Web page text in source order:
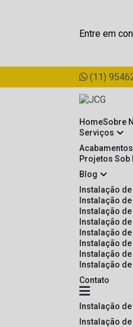
Entre em
(11)
Home Sobre
Serviços
Projetos
Blog
Instalação
Instalação
Instalação
Instalação
Instalação
Instalação
Instalação
Instalação
Contato
instalação
instalação